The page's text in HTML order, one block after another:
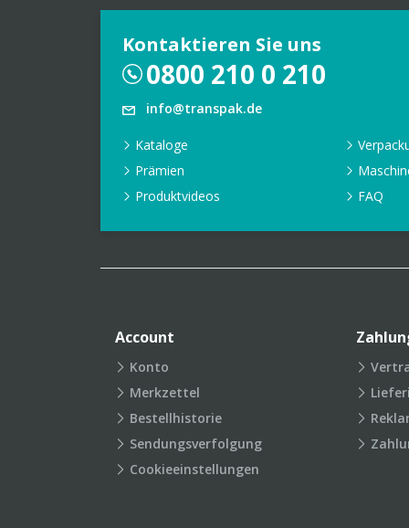
Kontaktieren Sie uns
0800 210 0 210
info@transpak.de
Kataloge
Prämien
Produktvideos
FAQ
Account
Konto
Merkzettel
Bestellhistorie
Sendungsverfolgung
Cookieeinstellungen